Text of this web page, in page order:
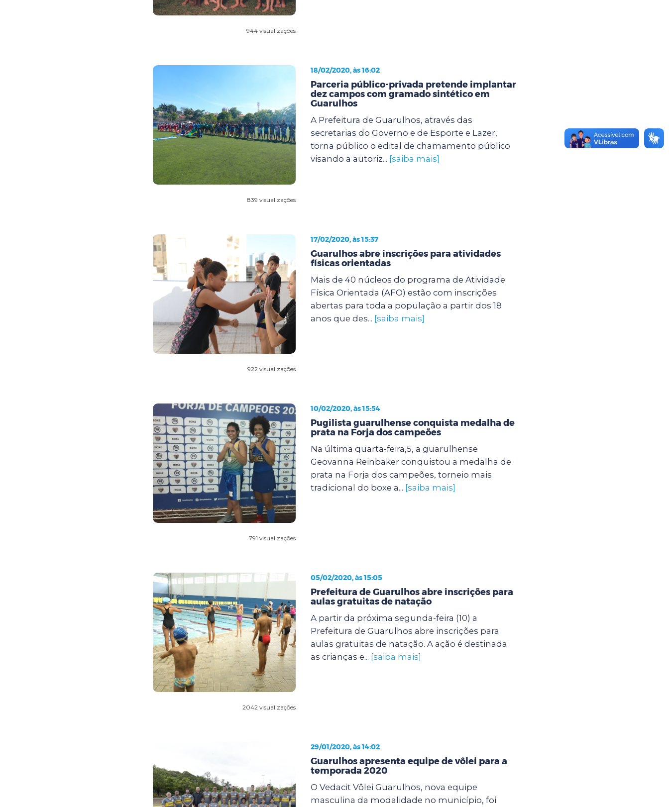
944 visualizações
839 visualizações
18/02/2020, às 16:02
Parceria público-privada pretende implantar
dez campos com gramado sintético em
Guarulhos
A Prefeitura de Guarulhos, através das
secretarias do Governo e de Esporte e Lazer,
torna público o edital de chamamento público
visando a autoriz... [saiba mais]
922 visualizações
17/02/2020, às 15:37
Guarulhos abre inscrições para atividades
físicas orientadas
Mais de 40 núcleos do programa de Atividade
Física Orientada (AFO) estão com inscrições
abertas para toda a população a partir dos 18
anos que des... [saiba mais]
791 visualizações
10/02/2020, às 15:54
Pugilista guarulhense conquista medalha de
prata na Forja dos campeões
Na última quarta-feira,5, a guarulhense
Geovanna Reinbaker conquistou a medalha de
prata na Forja dos campeões, torneio mais
tradicional do boxe a... [saiba mais]
2042 visualizações
05/02/2020, às 15:05
Prefeitura de Guarulhos abre inscrições para
aulas gratuitas de natação
A partir da próxima segunda-feira (10) a
Prefeitura de Guarulhos abre inscrições para
aulas gratuitas de natação. A ação é destinada
as crianças e... [saiba mais]
29/01/2020, às 14:02
Guarulhos apresenta equipe de vôlei para a
temporada 2020
O Vedacit Vôlei Guarulhos, nova equipe
masculina da modalidade no município, foi